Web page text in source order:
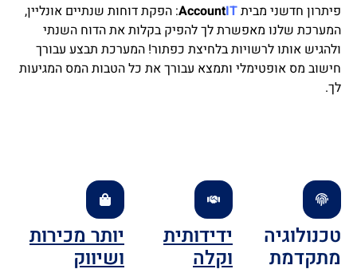
פיתרון חדשני מבית AccountIT
: הפקת דוחות שנתיים אונליין,
המערכת שלנו מאפשרת לך להפיק בקלות את הדוח השנתי
ולהגיש אותו לרשויות בלחיצת כפתור! המערכת תבצע עבורך
חישוב מס אופטימלי ותמצא עבורך את כל הטבות המס המגיעות
לך.
טכנולוגיה
מתקדמת
ידידותית
וקלה
יותר מכירות
ושיווק